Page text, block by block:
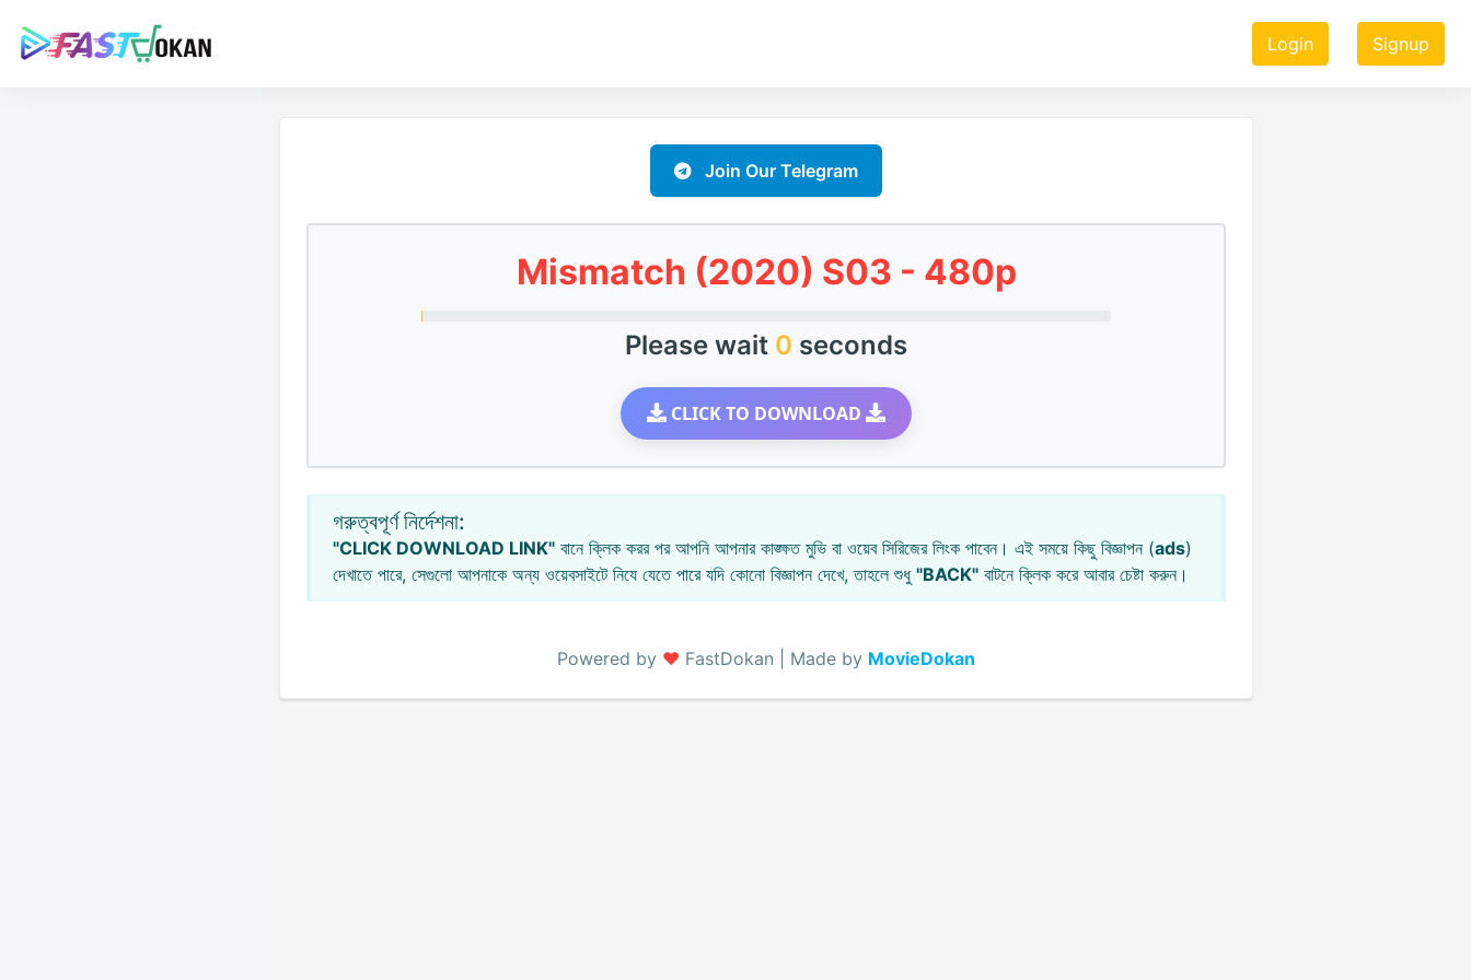
Login Signup
Join Our Telegram
Mismatch (2020) S03 - 480p
Please wait 0 seconds
CLICK TO DOWNLOAD
গরুত্বপূর্ণ নির্দেশনা:
"CLICK DOWNLOAD LINK" বানে ক্লিক করর পর আপনি আপনার কাঙ্ক্ষত মুভি বা ওয়েব সিরিজের লিংক পাবেন। এই সময়ে কিছু বিজ্ঞাপন (ads)
দেখাতে পারে, সেগুলো আপনাকে অন্য ওয়েবসাইটে নিযে যেতে পারে যদি কোনো বিজ্ঞাপন দেখে, তাহলে শুধু "BACK" বাটনে ক্লিক করে আবার চেষ্টা করুন।
Powered by ♥️ FastDokan | Made by MovieDokan